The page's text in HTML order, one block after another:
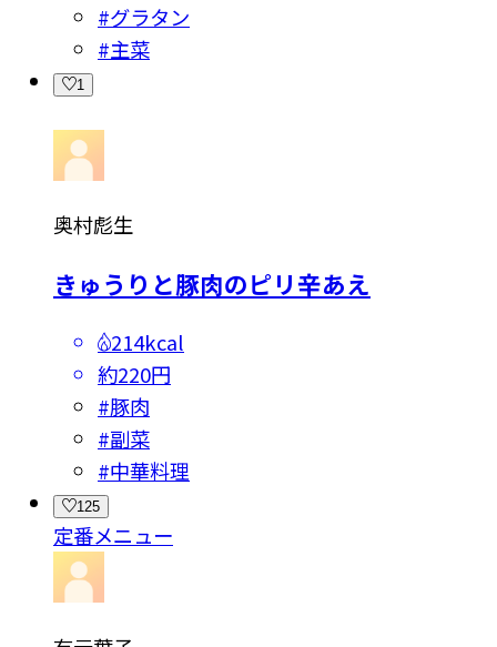
#グラタン
#主菜
1
奥村彪生
きゅうりと豚肉のピリ辛あえ
214kcal
約220円
#豚肉
#副菜
#中華料理
125
定番メニュー